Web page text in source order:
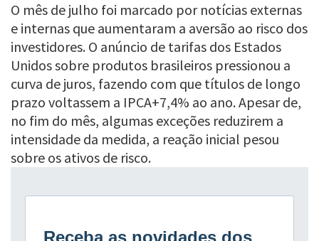
O mês de julho foi marcado por notícias externas
e internas que aumentaram a aversão ao risco dos
investidores. O anúncio de tarifas dos Estados
Unidos sobre produtos brasileiros pressionou a
curva de juros, fazendo com que títulos de longo
prazo voltassem a IPCA+7,4% ao ano. Apesar de,
no fim do mês, algumas exceções reduzirem a
intensidade da medida, a reação inicial pesou
sobre os ativos de risco.